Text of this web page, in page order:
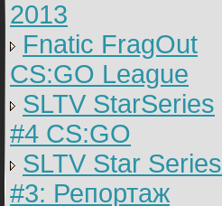
2013
Fnatic FragOut
CS:GO League
SLTV StarSeries
#4 CS:GO
SLTV Star Series
#3: Репортаж